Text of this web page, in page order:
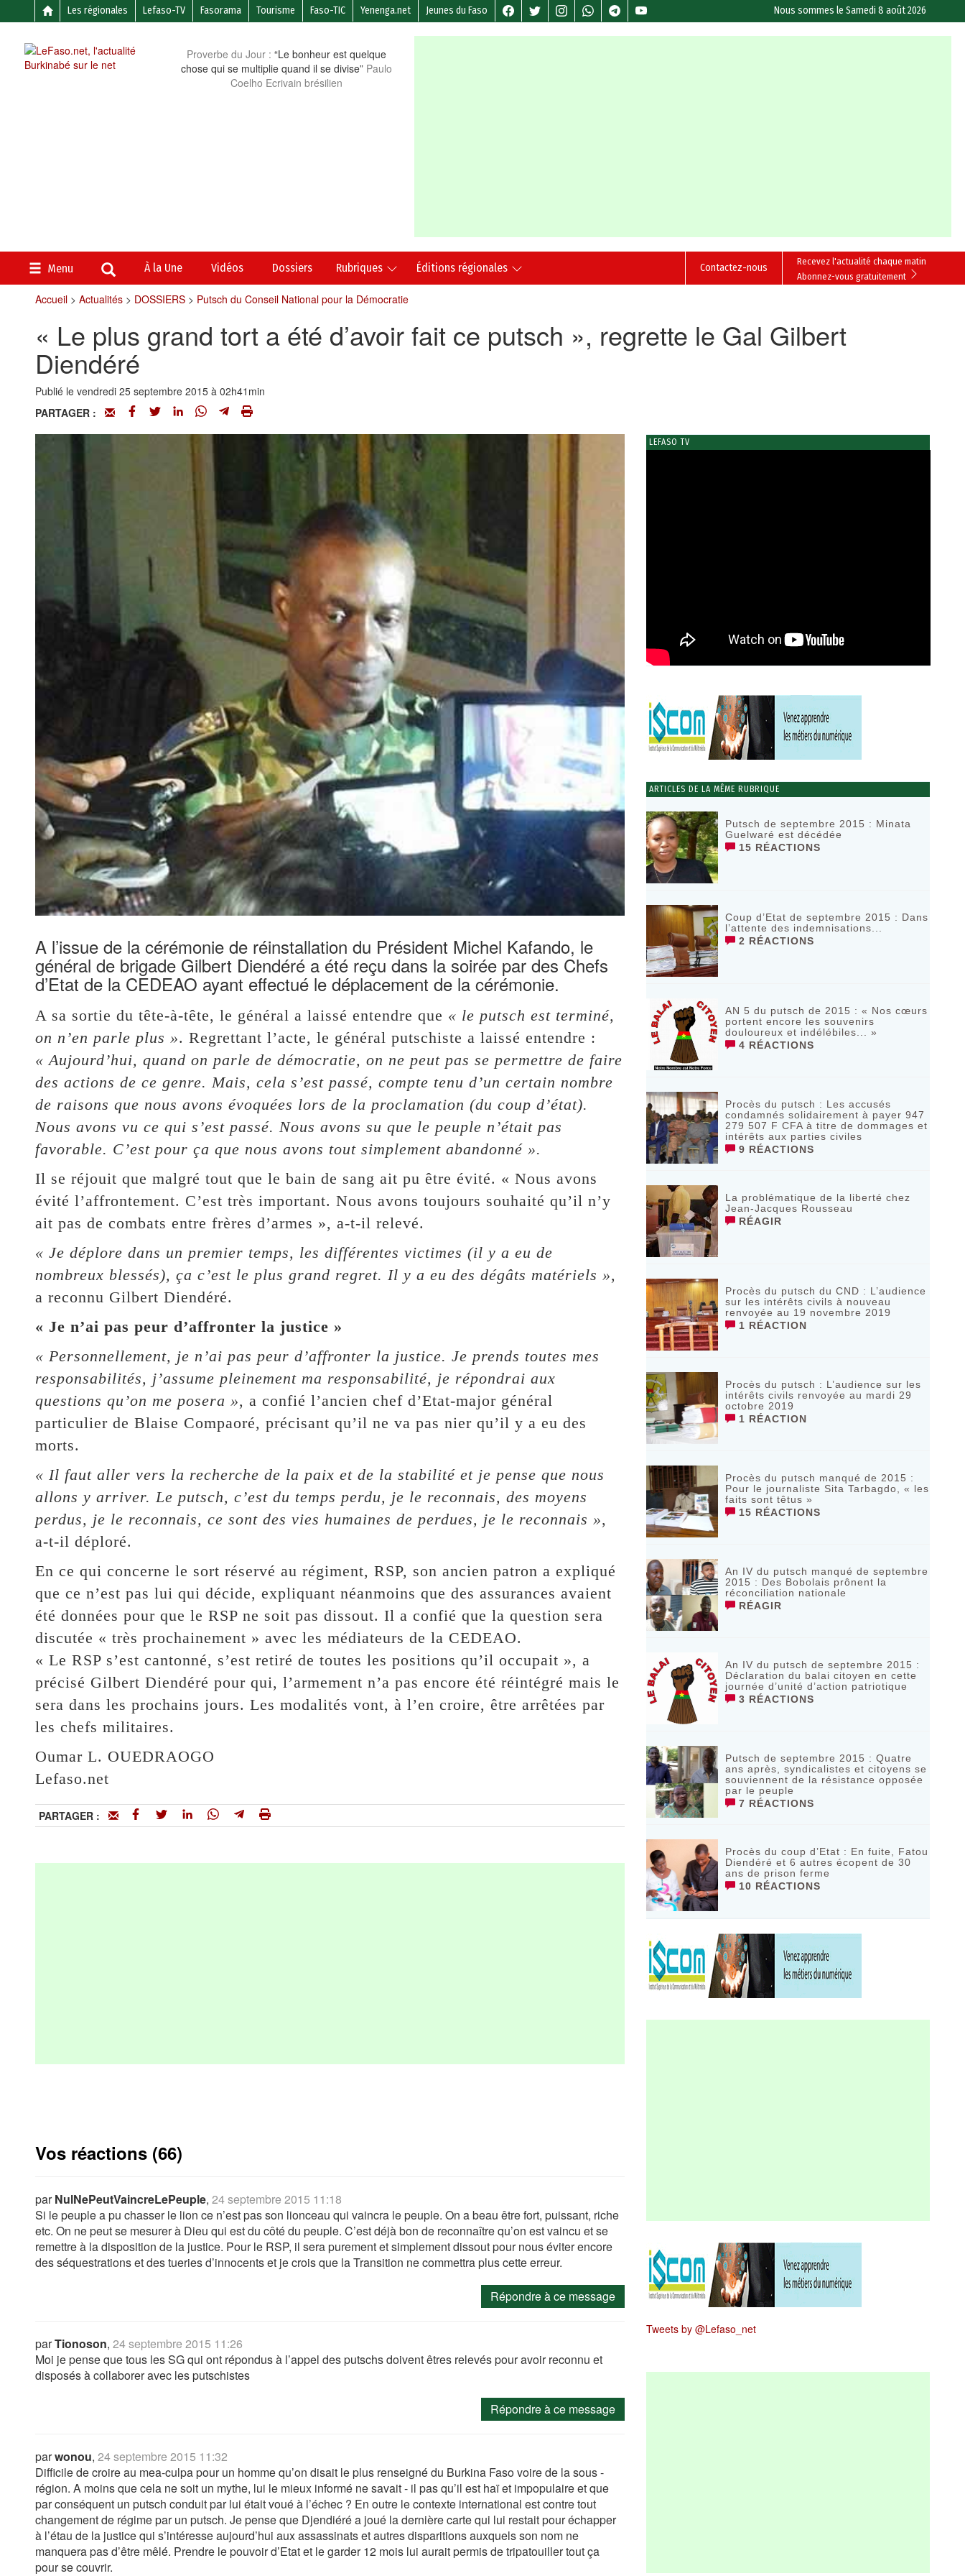
Les régionales Lefaso-TV Fasorama Tourisme Faso-TIC Yenenga.net Jeunes du Faso Nous sommes leSamedi 8 août 2026
Proverbe du Jour : “Le bonheur est quelque
chose qui se multiplie quand il se divise” Paulo
Coelho Ecrivain brésilien
Menu À la Une Vidéos Dossiers Rubriques Éditions régionales
Recevez l'actualité chaque matin
Abonnez-vous gratuitement
Contactez-nous
Accueil> Actualités> DOSSIERS> Putsch du Conseil National pour la Démocratie
« Le plus grand tort a été d’avoir fait ce putsch », regrette le Gal Gilbert
Diendéré
Publié le vendredi 25 septembre 2015 à 02h41min
PARTAGER :
A l’issue de la cérémonie de réinstallation du Président Michel Kafando, le
général de brigade Gilbert Diendéré a été reçu dans la soirée par des Chefs
d’Etat de la CEDEAO ayant effectué le déplacement de la cérémonie.
A sa sortie du tête-à-tête, le général a laissé entendre que « le putsch est terminé,
on n’en parle plus ». Regrettant l’acte, le général putschiste a laissé entendre :
« Aujourd’hui, quand on parle de démocratie, on ne peut pas se permettre de faire
des actions de ce genre. Mais, cela s’est passé, compte tenu d’un certain nombre
de raisons que nous avons évoquées lors de la proclamation (du coup d’état).
Nous avons vu ce qui s’est passé. Nous avons su que le peuple n’était pas
favorable. C’est pour ça que nous avons tout simplement abandonné ».
Il se réjouit que malgré tout que le bain de sang ait pu être évité. « Nous avons
évité l’affrontement. C’est très important. Nous avons toujours souhaité qu’il n’y
ait pas de combats entre frères d’armes », a-t-il relevé.
« Je déplore dans un premier temps, les différentes victimes (il y a eu de
nombreux blessés), ça c’est le plus grand regret. Il y a eu des dégâts matériels »,
a reconnu Gilbert Diendéré.
« Je n’ai pas peur d’affronter la justice »
« Personnellement, je n’ai pas peur d’affronter la justice. Je prends toutes mes
responsabilités, j’assume pleinement ma responsabilité, je répondrai aux
questions qu’on me posera », a confié l’ancien chef d’Etat-major général
particulier de Blaise Compaoré, précisant qu’il ne va pas nier qu’il y a eu des
morts.
« Il faut aller vers la recherche de la paix et de la stabilité et je pense que nous
allons y arriver. Le putsch, c’est du temps perdu, je le reconnais, des moyens
perdus, je le reconnais, ce sont des vies humaines de perdues, je le reconnais »,
a-t-il déploré.
En ce qui concerne le sort réservé au régiment, RSP, son ancien patron a expliqué
que ce n’est pas lui qui décide, expliquant néanmoins que des assurances avaient
été données pour que le RSP ne soit pas dissout. Il a confié que la question sera
discutée « très prochainement » avec les médiateurs de la CEDEAO.
« Le RSP s’est cantonné, s’est retiré de toutes les positions qu’il occupait », a
précisé Gilbert Diendéré pour qui, l’armement n’a pas encore été réintégré mais le
sera dans les prochains jours. Les modalités vont, à l’en croire, être arrêtées par
les chefs militaires.
Oumar L. OUEDRAOGO
Lefaso.net
PARTAGER :
Vos réactions (66)
parNulNePeutVaincreLePeuple, 24 septembre 2015 11:18
Si le peuple a pu chasser le lion ce n’est pas son lionceau qui vaincra le peuple. On a beau être fort, puissant, riche
etc. On ne peut se mesurer à Dieu qui est du côté du peuple. C’est déjà bon de reconnaître qu’on est vaincu et se
remettre à la disposition de la justice. Pour le RSP, il sera purement et simplement dissout pour nous éviter encore
des séquestrations et des tueries d’innocents et je crois que la Transition ne commettra plus cette erreur.
Répondre à ce message
parTionoson, 24 septembre 2015 11:26
Moi je pense que tous les SG qui ont répondus à l’appel des putschs doivent êtres relevés pour avoir reconnu et
disposés à collaborer avec les putschistes
Répondre à ce message
parwonou, 24 septembre 2015 11:32
Difficile de croire au mea-culpa pour un homme qu’on disait le plus renseigné du Burkina Faso voire de la sous -
région. A moins que cela ne soit un mythe, lui le mieux informé ne savait - il pas qu’il est haï et impopulaire et que
par conséquent un putsch conduit par lui était voué à l’échec ? En outre le contexte international est contre tout
changement de régime par un putsch. Je pense que Djendiéré a joué la dernière carte qui lui restait pour échapper
à l’étau de la justice qui s’intéresse aujourd’hui aux assassinats et autres disparitions auxquels son nom ne
manquera pas d’être mêlé. Prendre le pouvoir d’Etat et le garder 12 mois lui aurait permis de tripatouiller tout ça
pour se couvrir.
LEFASO TV
ARTICLES DE LA MÊME RUBRIQUE
Putsch de septembre 2015 : Minata
Guelwaré est décédée
15 RÉACTIONS
Coup d’Etat de septembre 2015 : Dans
l’attente des indemnisations...
2 RÉACTIONS
AN 5 du putsch de 2015 : « Nos cœurs
portent encore les souvenirs
douloureux et indélébiles... »
4 RÉACTIONS
Procès du putsch : Les accusés
condamnés solidairement à payer 947
279 507 F CFA à titre de dommages et
intérêts aux parties civiles
9 RÉACTIONS
La problématique de la liberté chez
Jean-Jacques Rousseau
RÉAGIR
Procès du putsch du CND : L’audience
sur les intérêts civils à nouveau
renvoyée au 19 novembre 2019
1 RÉACTION
Procès du putsch : L’audience sur les
intérêts civils renvoyée au mardi 29
octobre 2019
1 RÉACTION
Procès du putsch manqué de 2015 :
Pour le journaliste Sita Tarbagdo, « les
faits sont têtus »
15 RÉACTIONS
An IV du putsch manqué de septembre
2015 : Des Bobolais prônent la
réconciliation nationale
RÉAGIR
An IV du putsch de septembre 2015 :
Déclaration du balai citoyen en cette
journée d’unité d’action patriotique
3 RÉACTIONS
Putsch de septembre 2015 : Quatre
ans après, syndicalistes et citoyens se
souviennent de la résistance opposée
par le peuple
7 RÉACTIONS
Procès du coup d’Etat : En fuite, Fatou
Diendéré et 6 autres écopent de 30
ans de prison ferme
10 RÉACTIONS
Tweets by @Lefaso_net